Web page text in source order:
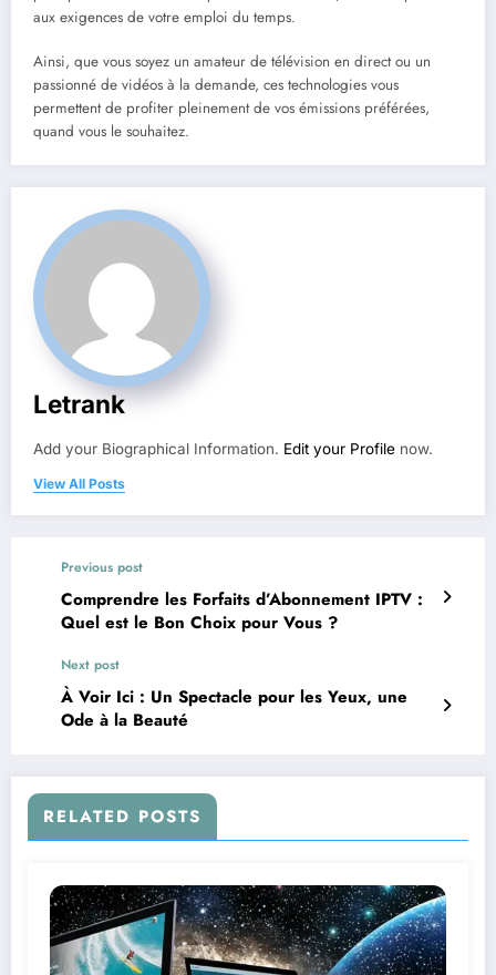
aux exigences de votre emploi du temps.
Ainsi, que vous soyez un amateur de télévision en direct ou un
passionné de vidéos à la demande, ces technologies vous
permettent de profiter pleinement de vos émissions préférées,
quand vous le souhaitez.
Letrank
Add your Biographical Information. Edit your Profile now.
View All Posts
Previous post
Comprendre les Forfaits d’Abonnement IPTV :
Quel est le Bon Choix pour Vous ?
Next post
À Voir Ici : Un Spectacle pour les Yeux, une
Ode à la Beauté
RELATED POSTS